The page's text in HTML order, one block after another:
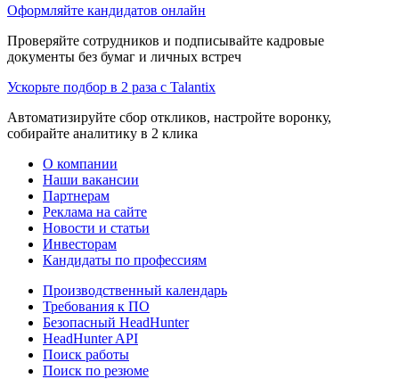
Оформляйте кандидатов онлайн
Проверяйте сотрудников и подписывайте кадровые
документы без бумаг и личных встреч
Ускорьте подбор в 2 раза с Talantix
Автоматизируйте сбор откликов, настройте воронку,
собирайте аналитику в 2 клика
О компании
Наши вакансии
Партнерам
Реклама на сайте
Новости и статьи
Инвесторам
Кандидаты по профессиям
Производственный календарь
Требования к ПО
Безопасный HeadHunter
HeadHunter API
Поиск работы
Поиск по резюме